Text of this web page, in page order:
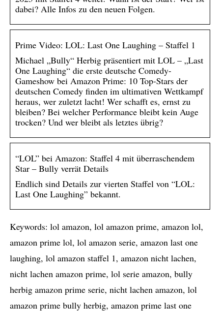
dabei? Alle Infos zu den neuen Folgen.
Prime Video: LOL: Last One Laughing – Staffel 1
Michael „Bully“ Herbig präsentiert mit LOL – „Last
One Laughing“ die erste deutsche Comedy-
Gameshow bei Amazon Prime: 10 Top-Stars der
deutschen Comedy finden im ultimativen Wettkampf
heraus, wer zuletzt lacht! Wer schafft es, ernst zu
bleiben? Bei welcher Performance bleibt kein Auge
trocken? Und wer bleibt als letztes übrig?
“LOL” bei Amazon: Staffel 4 mit überraschendem
Star – Bully verrät Details
Endlich sind Details zur vierten Staffel von “LOL:
Last One Laughing” bekannt.
Keywords: lol amazon, lol amazon prime, amazon lol,
amazon prime lol, lol amazon serie, amazon last one
laughing, lol amazon staffel 1, amazon nicht lachen,
nicht lachen amazon prime, lol serie amazon, bully
herbig amazon prime serie, nicht lachen amazon, lol
amazon prime bully herbig, amazon prime last one